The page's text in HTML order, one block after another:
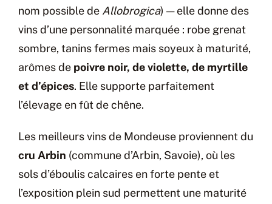
nom possible de Allobrogica) — elle donne des
vins d’une personnalité marquée : robe grenat
sombre, tanins fermes mais soyeux à maturité,
arômes de poivre noir, de violette, de myrtille
et d’épices. Elle supporte parfaitement
l’élevage en fût de chêne.
Les meilleurs vins de Mondeuse proviennent du
cru Arbin (commune d’Arbin, Savoie), où les
sols d’éboulis calcaires en forte pente et
l’exposition plein sud permettent une maturité